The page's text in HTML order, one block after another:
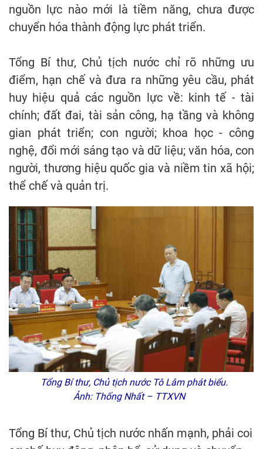
nguồn lực nào mới là tiềm năng, chưa được
chuyển hóa thành động lực phát triển.
Tổng Bí thư, Chủ tịch nước chỉ rõ những ưu
điểm, hạn chế và đưa ra những yêu cầu, phát
huy hiệu quả các nguồn lực về: kinh tế - tài
chính; đất đai, tài sản công, hạ tầng và không
gian phát triển; con người; khoa học - công
nghệ, đổi mới sáng tạo và dữ liệu; văn hóa, con
người, thương hiệu quốc gia và niềm tin xã hội;
thể chế và quản trị.
Tổng Bí thư, Chủ tịch nước Tô Lâm phát biểu.
Ảnh: Thống Nhất – TTXVN
Tổng Bí thư, Chủ tịch nước nhấn mạnh, phải coi